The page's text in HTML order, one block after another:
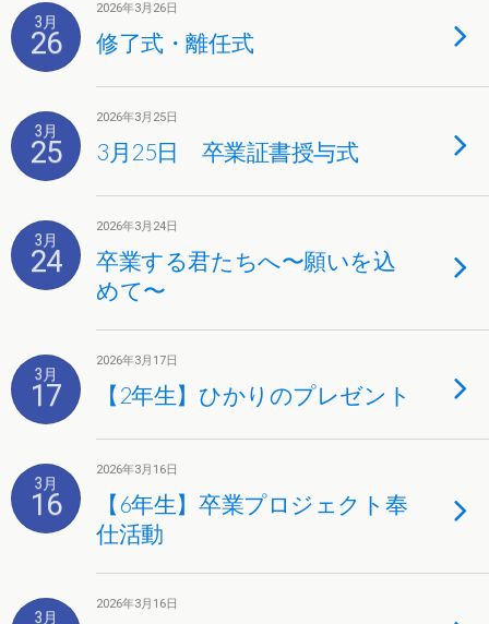
3月
26
2026年3月26日
修了式・離任式
3月
25
2026年3月25日
3月25日 卒業証書授与式
3月
24
2026年3月24日
卒業する君たちへ〜願いを込
めて〜
3月
17
2026年3月17日
【2年生】ひかりのプレゼント
3月
16
2026年3月16日
【6年生】卒業プロジェクト奉
仕活動
3月
2026年3月16日